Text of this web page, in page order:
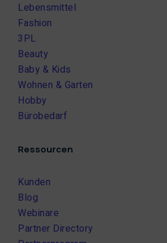
Lebensmittel
Fashion
3PL
Beauty
Baby & Kids
Wohnen & Garten
Hobby
Bürobedarf
Ressourcen
Kunden
Blog
Webinare
Partner Directory